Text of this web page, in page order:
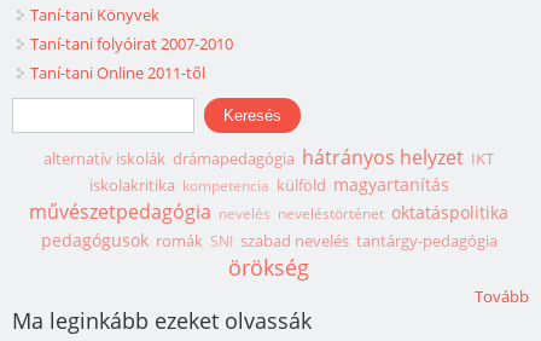
Taní-tani Könyvek
Taní-tani folyóirat 2007-2010
Taní-tani Online 2011-től
Keresés űrlap
Keresés
alternatív iskolák drámapedagógia hátrányos helyzet IKT
iskolakritika kompetencia külföld magyartanítás
művészetpedagógia nevelés neveléstörténet oktatáspolitika
pedagógusok romák SNI szabad nevelés tantárgy-pedagógia
örökség
Tovább
Ma leginkább ezeket olvassák